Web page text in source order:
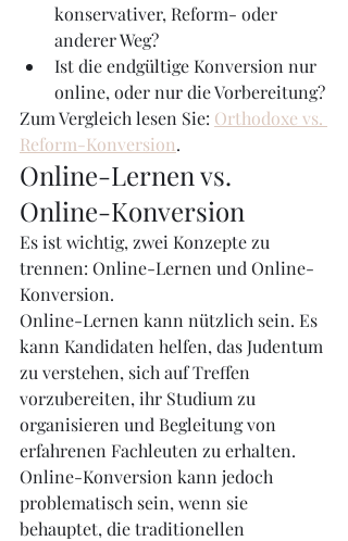
konservativer, Reform- oder
anderer Weg?
Ist die endgültige Konversion nur
online, oder nur die Vorbereitung?
Zum Vergleich lesen Sie: Orthodoxe vs.
Reform-Konversion.
Online-Lernen vs.
Online-Konversion
Es ist wichtig, zwei Konzepte zu
trennen: Online-Lernen und Online-
Konversion.
Online-Lernen kann nützlich sein. Es
kann Kandidaten helfen, das Judentum
zu verstehen, sich auf Treffen
vorzubereiten, ihr Studium zu
organisieren und Begleitung von
erfahrenen Fachleuten zu erhalten.
Online-Konversion kann jedoch
problematisch sein, wenn sie
behauptet, die traditionellen